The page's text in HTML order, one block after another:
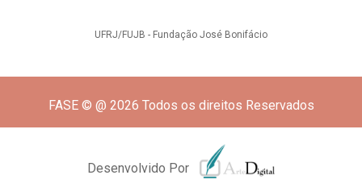
UFRJ/FUJB - Fundação José Bonifácio
FASE © @ 2026 Todos os direitos Reservados
Desenvolvido Por